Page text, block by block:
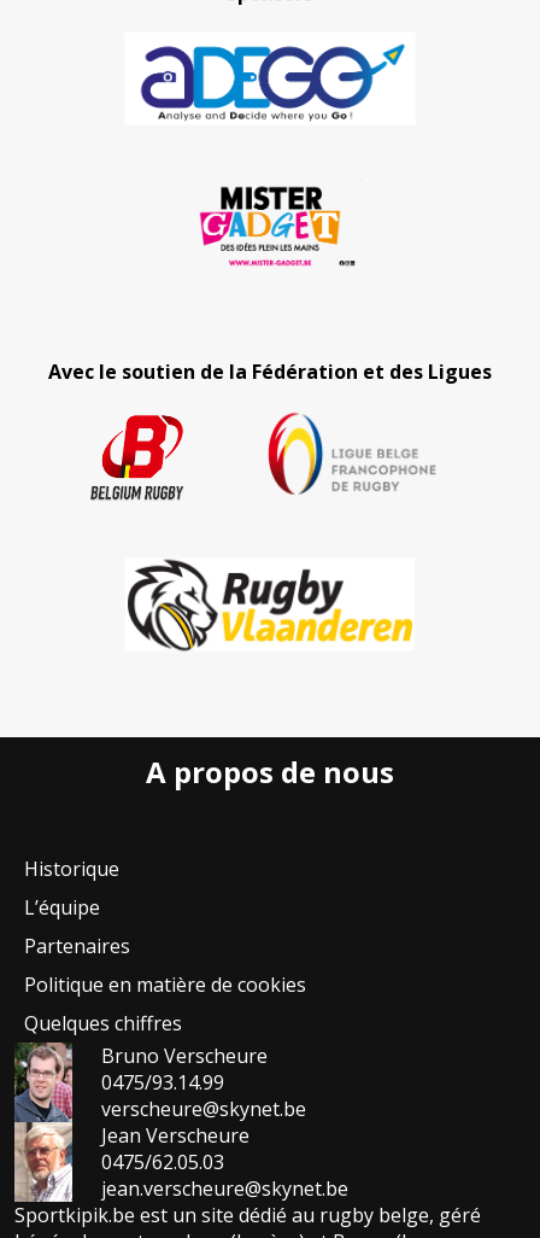
Avec le soutien de la Fédération et des Ligues
A propos de nous
Historique
L’équipe
Partenaires
Politique en matière de cookies
Quelques chiffres
Bruno Verscheure
0475/93.14.99
verscheure@skynet.be
Jean Verscheure
0475/62.05.03
jean.verscheure@skynet.be
Sportkipik.be est un site dédié au rugby belge, géré